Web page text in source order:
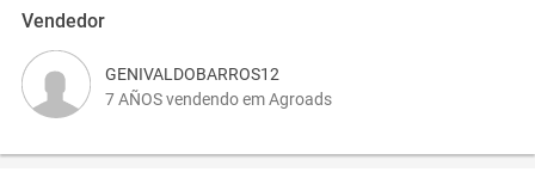
Vendedor
GENIVALDOBARROS12
7 AÑOS vendendo em Agroads